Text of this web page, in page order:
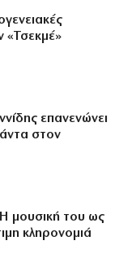
«Τσεκμέ»
επανενώνει
στον
μουσική του ως
κληρονομιά